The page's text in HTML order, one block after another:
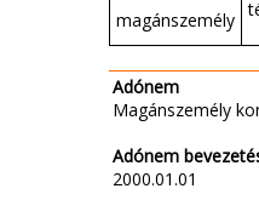
magánszemély
Adónem
Magánszemély
Adónem
2000.01.01